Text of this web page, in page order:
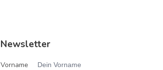
Newsletter
Vorname